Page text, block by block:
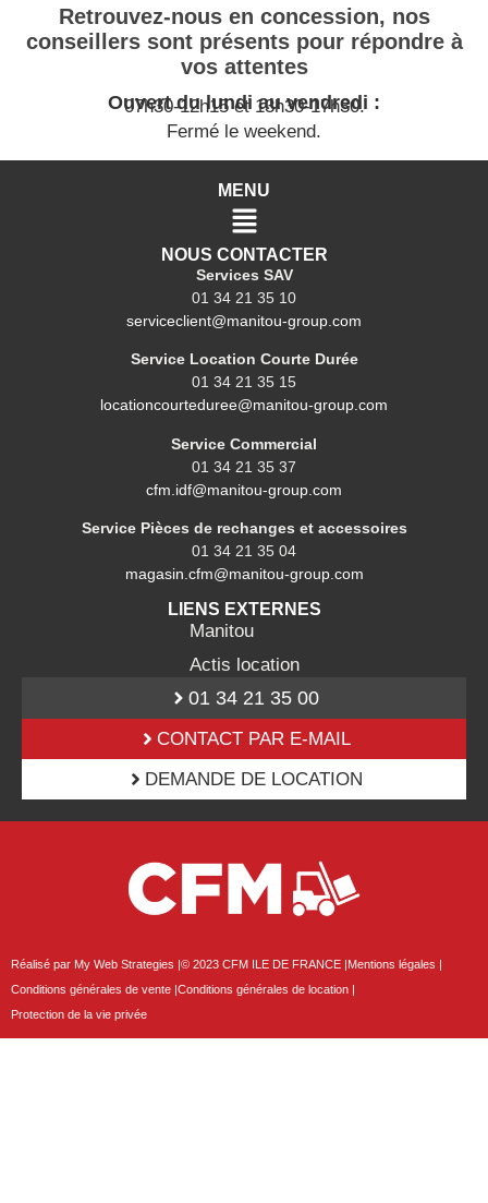
Retrouvez-nous en concession, nos
conseillers sont présents pour répondre à
vos attentes
Ouvert du lundi au vendredi :
07h30-12h15 et 13h30-17h30.
Fermé le weekend.
MENU
NOUS CONTACTER
Services SAV
01 34 21 35 10
serviceclient@manitou-group.com
Service Location Courte Durée
01 34 21 35 15
locationcourteduree@manitou-group.com
Service Commercial
01 34 21 35 37
cfm.idf@manitou-group.com
Service Pièces de rechanges et accessoires
01 34 21 35 04
magasin.cfm@manitou-group.com
LIENS EXTERNES
Manitou
Actis location
01 34 21 35 00
CONTACT PAR E-MAIL
DEMANDE DE LOCATION
Réalisé par My Web Strategies |© 2023 CFM ILE DE FRANCE |Mentions légales |
Conditions générales de vente |Conditions générales de location |
Protection de la vie privée